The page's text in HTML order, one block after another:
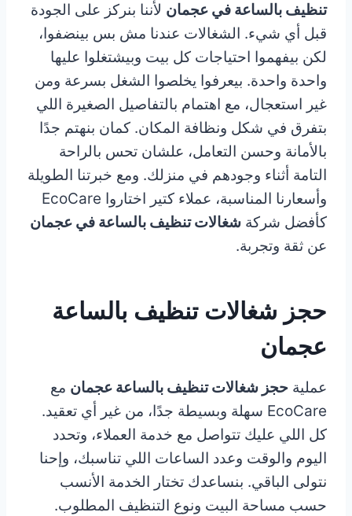
تنظيف بالساعة في عجمان لأننا بنركز على الجودة
قبل أي شيء. الشغالات عندنا مش بس بينضفوا،
لكن بيفهموا احتياجات كل بيت وبيشتغلوا عليها
واحدة واحدة. بيعرفوا يخلصوا الشغل بسرعة ومن
غير استعجال، مع اهتمام بالتفاصيل الصغيرة اللي
بتفرق في شكل ونظافة المكان. كمان بنهتم جدًا
بالأمانة وحسن التعامل، علشان تحس بالراحة
التامة أثناء وجودهم في منزلك. ومع خبرتنا الطويلة
وأسعارنا المناسبة، عملاء كتير اختاروا EcoCare
كأفضل شركة شغالات تنظيف بالساعة في عجمان
عن ثقة وتجربة.
حجز شغالات تنظيف بالساعة
عجمان
عملية حجز شغالات تنظيف بالساعة عجمان مع
EcoCare سهلة وبسيطة جدًا، من غير أي تعقيد.
كل اللي عليك تتواصل مع خدمة العملاء، وتحدد
اليوم والوقت وعدد الساعات اللي تناسبك، وإحنا
نتولى الباقي. بنساعدك تختار الخدمة الأنسب
حسب مساحة البيت ونوع التنظيف المطلوب.